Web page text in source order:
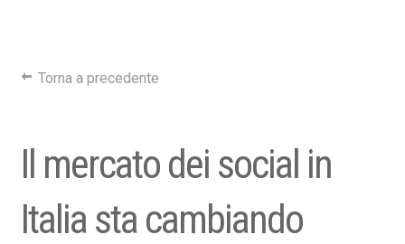
Torna a precedente
Il mercato dei social in
Italia sta cambiando